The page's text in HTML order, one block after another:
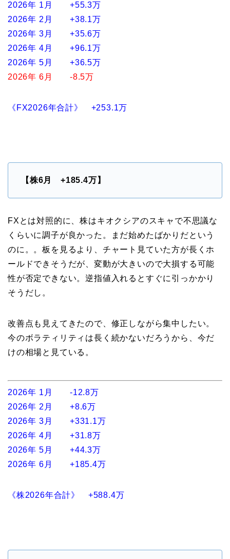
2026年 1月 +55.3万
2026年 2月 +38.1万
2026年 3月 +35.6万
2026年 4月 +96.1万
2026年 5月 +36.5万
2026年 6月 -8.5万
《FX2026年合計》 +253.1万
【株6月 +185.4万】
FXとは対照的に、株はキオクシアのスキャで不思議な
くらいに調子が良かった。まだ始めたばかりだという
のに。。板を見るより、チャート見ていた方が長くホ
ールドできそうだが、変動が大きいので大損する可能
性が否定できない。逆指値入れるとすぐに引っかかり
そうだし。
改善点も見えてきたので、修正しながら集中したい。
今のボラティリティは長く続かないだろうから、今だ
けの相場と見ている。
2026年 1月 -12.8万
2026年 2月 +8.6万
2026年 3月 +331.1万
2026年 4月 +31.8万
2026年 5月 +44.3万
2026年 6月 +185.4万
《株2026年合計》 +588.4万